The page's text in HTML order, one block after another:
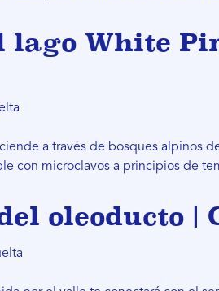
lago White
a través de bosques alpinos
con microclavos a principios de
oleoducto |